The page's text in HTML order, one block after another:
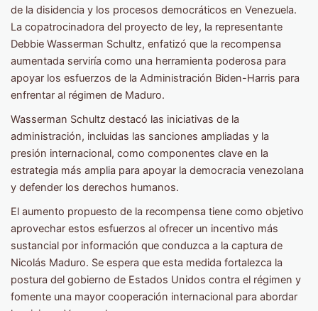
de la disidencia y los procesos democráticos en Venezuela.
La copatrocinadora del proyecto de ley, la representante
Debbie Wasserman Schultz, enfatizó que la recompensa
aumentada serviría como una herramienta poderosa para
apoyar los esfuerzos de la Administración Biden-Harris para
enfrentar al régimen de Maduro.
Wasserman Schultz destacó las iniciativas de la
administración, incluidas las sanciones ampliadas y la
presión internacional, como componentes clave en la
estrategia más amplia para apoyar la democracia venezolana
y defender los derechos humanos.
El aumento propuesto de la recompensa tiene como objetivo
aprovechar estos esfuerzos al ofrecer un incentivo más
sustancial por información que conduzca a la captura de
Nicolás Maduro. Se espera que esta medida fortalezca la
postura del gobierno de Estados Unidos contra el régimen y
fomente una mayor cooperación internacional para abordar